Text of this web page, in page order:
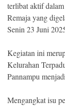
2026
NETRAL
.
All
terlibat aktif
Remaja yang
Senin 23 Juni
Kegiatan ini
Kelurahan
Pannampu
Mengangkat isu